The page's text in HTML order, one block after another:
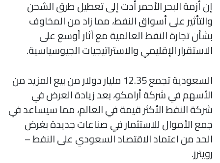
إن أزمة البحر الأحمر أدت إلى تعطيل طرق الشحن
والتأثير على أسواق النفط، مما زاد من المخاوف
بشأن تجارة النفط العالمية مع آثار أوسع على
الاستقرار الإقليمي والاستراتيجيات الجيوسياسية.
السعودية تجمع 12.35 مليار دولار من بيع المزيد من
الأسهم في شركة أرامكو، بعد زيادة العرض في
شركة النفط الأكثر قيمة في العالم، مما سيساعد في
جمع الأموال للاستثمار في صناعات جديدة بغرض
الحد من اعتماد الاقتصاد السعودي على النفط –
رويترز.